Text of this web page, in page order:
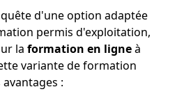
d'une option adaptée
permis d'exploitation,
la formation en ligneà
variante de formation
: